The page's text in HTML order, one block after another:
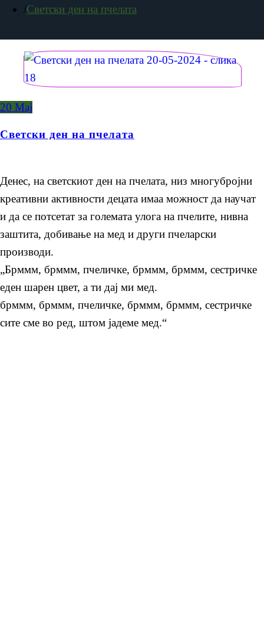
Светски ден на пчелата
20 Мај
Светски ден на пчелата
Денес, на светскиот ден на пчелата, низ многубројни
креативни активности децата имаа можност да научат
и да се потсетат за големата улога на пчелите, нивна
заштита, добивање на мед и други пчеларски
производи.
„Брммм, брммм, пчеличке, брммм, брммм, сестричке
еден шарен цвет, а ти дај ми мед.
брммм, брммм, пчеличке, брммм, брммм, сестричке
сите сме во ред, штом јадеме мед.“